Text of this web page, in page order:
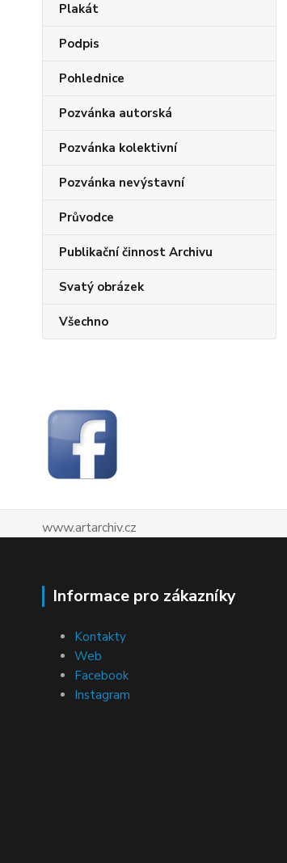
Plakát
Podpis
Pohlednice
Pozvánka autorská
Pozvánka kolektivní
Pozvánka nevýstavní
Průvodce
Publikační činnost Archivu
Svatý obrázek
Všechno
www.artarchiv.cz
Informace pro zákazníky
Kontakty
Web
Facebook
Instagram